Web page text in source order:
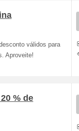
válidos para
Aproveite!
% de